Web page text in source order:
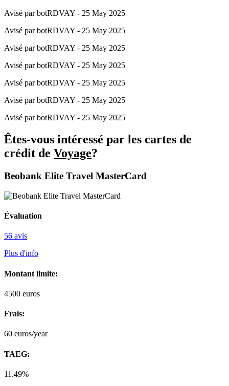
Avisé par botRDVAY - 25 May 2025
Avisé par botRDVAY - 25 May 2025
Avisé par botRDVAY - 25 May 2025
Avisé par botRDVAY - 25 May 2025
Avisé par botRDVAY - 25 May 2025
Avisé par botRDVAY - 25 May 2025
Avisé par botRDVAY - 25 May 2025
Êtes-vous intéressé par les cartes de
crédit de Voyage?
Beobank Elite Travel MasterCard
Évaluation
56 avis
Plus d'info
Montant limite:
4500 euros
Frais:
60 euros/year
TAEG:
11.49%